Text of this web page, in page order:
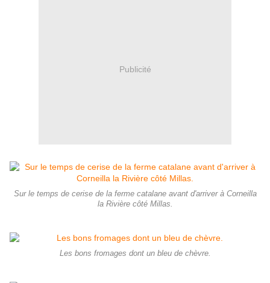
Publicité
Sur le temps de cerise de la ferme catalane avant d'arriver à Corneilla
la Rivière côté Millas.
Les bons fromages dont un bleu de chèvre.